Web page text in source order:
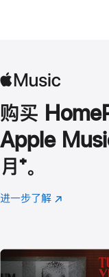
购买
Apple
月 脚
注
⁺。
进一步了解 Apple
(在
口
中